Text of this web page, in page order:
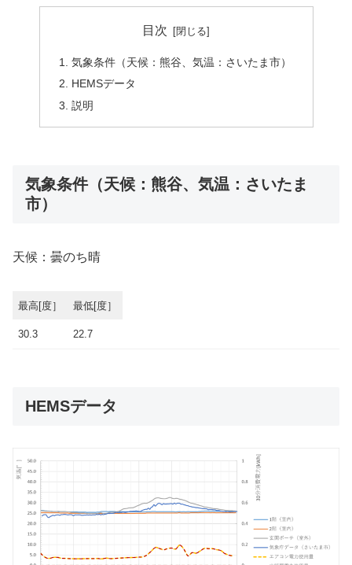
目次
気象条件（天候：熊谷、気温：さいたま市）
HEMSデータ
説明
気象条件（天候：熊谷、気温：さいたま
市）
天候：曇のち晴
最高[度］ 最低[度］
30.3 22.7
HEMSデータ